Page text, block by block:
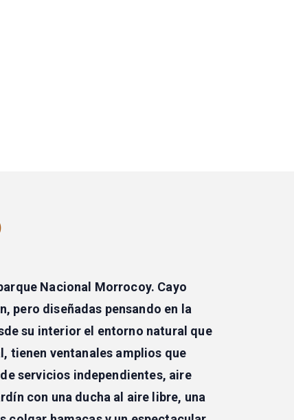
Nacional Morrocoy. Cayo
pero diseñadas pensando en la
su interior el entorno natural que
tienen ventanales amplios que
servicios independientes, aire
con una ducha al aire libre, una